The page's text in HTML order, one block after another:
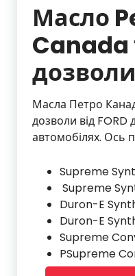
Масло
Canada
дозволи
Масла Петро
дозволи від FORD
автомобілях. Ось
Supreme
Supreme
Duron-E
Duron-E
Supreme
PSupreme